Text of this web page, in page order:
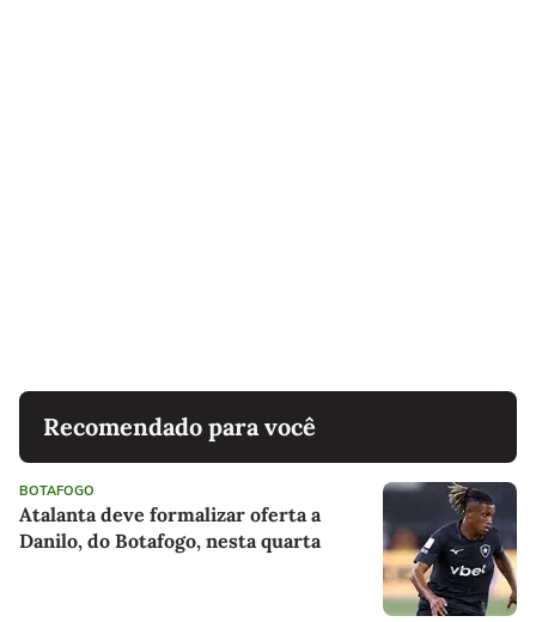
Recomendado para você
BOTAFOGO
Atalanta deve formalizar oferta a
Danilo, do Botafogo, nesta quarta